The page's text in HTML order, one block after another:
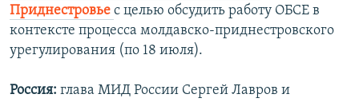
Приднестровье с целью обсудить работу ОБСЕ в
контексте процесса молдавско-приднестровского
урегулирования (по 18 июля).
Россия: глава МИД России Сергей Лавров и